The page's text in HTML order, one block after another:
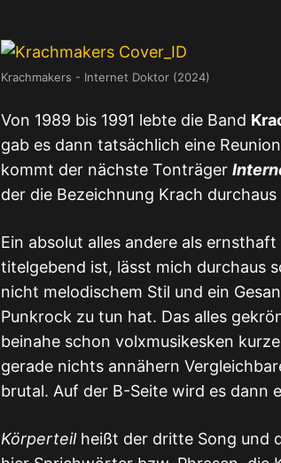
Krachmakers - Internet Doktor (2024)
Von 1989 bis 1991 lebte die Band
gab es dann tatsächlich eine
kommt der nächste Tonträger
der die Bezeichnung Krach
Ein absolut alles andere als
titelgebend ist, lässt mich durchaus
nicht melodischem Stil und ein
Punkrock zu tun hat. Das alles
beinahe schon volxmusikesken
gerade nichts annähern
brutal. Auf der B-Seite wird es dann
Körperteilheißt der dritte Song und